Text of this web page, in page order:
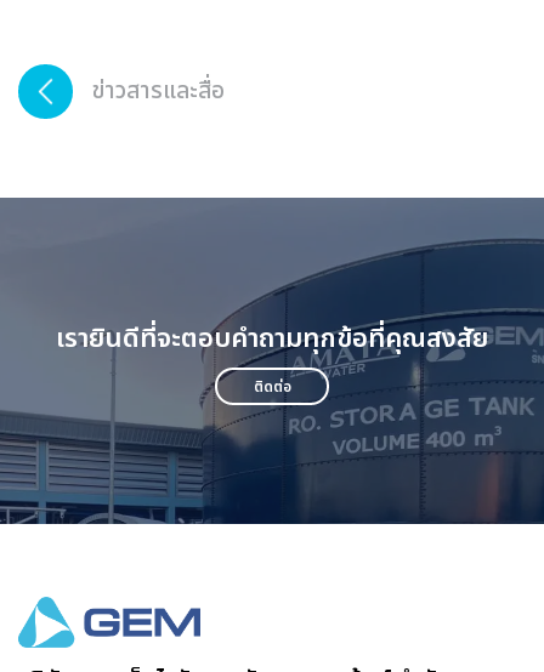
ข่าวสารและสื่อ
เรายินดีที่จะตอบคำถามทุกข้อที่คุณสงสัย
ติดต่อ